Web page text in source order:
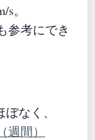
。
参考にでき
なく、
週間）